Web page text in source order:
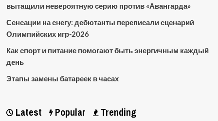
вытащили невероятную серию против «Авангарда»
Сенсации на снегу: дебютанты переписали сценарий
Олимпийских игр-2026
Как спорт и питание помогают быть энергичным каждый
день
Этапы замены батареек в часах
Latest Popular Trending